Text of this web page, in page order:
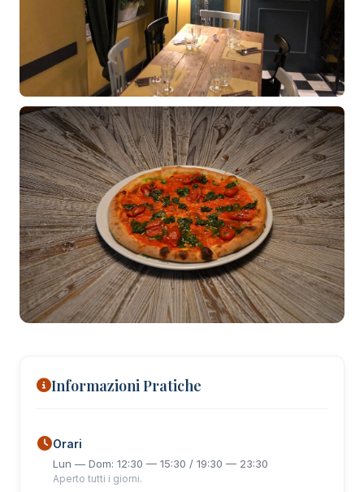
Informazioni Pratiche
Orari
Lun — Dom: 12:30 — 15:30 / 19:30 — 23:30
Aperto tutti i giorni.